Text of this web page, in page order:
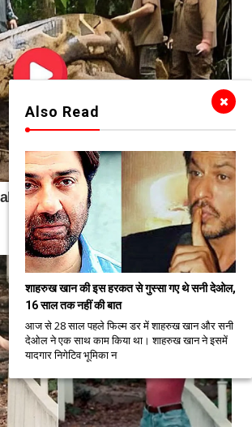
Also Read
शाहरुख खान की इस हरकत से गुस्सा गए थे सनी देओल,
16 साल तक नहीं की बात
आज से 28 साल पहले फिल्म डर में शाहरुख खान और सनी
देओल ने एक साथ काम किया था। शाहरुख खान ने इसमें
यादगार निगेटिव भूमिका न